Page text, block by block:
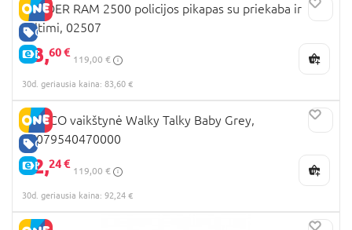
GERA KAINA
E-KAINA
BRUDER RAM 2500 policijos pikapas su priekaba ir
valtimi, 02507
83,60 €
119,00 €
30d. geriausia kaina: 83,60 €
GERA KAINA
E-KAINA
CHICCO vaikštynė Walky Talky Baby Grey,
07079540470000
92,24 €
119,00 €
30d. geriausia kaina: 92,24 €